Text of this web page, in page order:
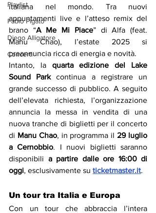
Playlist
Fabio Pigato
Diego Alligatore
Concerti
italiana nel mondo. Tra nuovi
appuntamenti live e l’atteso remix del
brano “A Me Mi Piace” di Alfa (feat.
Manu Chao), l’estate 2025 si
preannuncia ricca di energia e novità.
Intanto, la quarta edizione del Lake
Sound Park continua a registrare un
grande successo di pubblico. A seguito
dell’elevata richiesta, l’organizzazione
annuncia la messa in vendita di una
nuova tranche di biglietti per il concerto
di Manu Chao, in programma il 29 luglio
a Cernobbio. I nuovi biglietti saranno
disponibili a partire dalle ore 16:00 di
oggi, esclusivamente su ticketmaster.it.
Un tour tra Italia e Europa
Con un tour che abbraccia l’intera